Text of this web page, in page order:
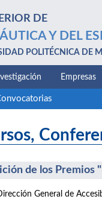
DE
Y DEL
POLITÉCNICA DE
Empresas
de los Premios
General de